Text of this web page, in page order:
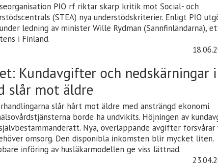
PIO rf riktar skarp kritik mot Social- och
(STEA) nya understödskriterier. Enligt PIO
ledning av minister Wille Rydman (Sannfinländarna),
i Finland.
Kundavgifter och nedskärningar i
slår mot äldre
slår hårt mot äldre med ansträngd ekonomi.
borde ha undvikits. Höjningen av
Nya, överlappande avgifter försvårar
omsorg. Den disponibla inkomsten blir mycket liten.
införing av husläkarmodellen ge viss lättnad.